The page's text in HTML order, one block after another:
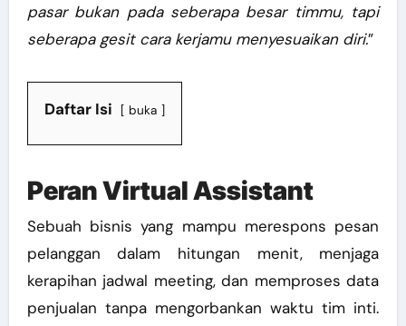
pasar bukan pada seberapa besar timmu, tapi
seberapa gesit cara kerjamu menyesuaikan diri.”
Daftar Isi buka
Peran Virtual Assistant
Sebuah bisnis yang mampu merespons pesan
pelanggan dalam hitungan menit, menjaga
kerapihan jadwal meeting, dan memproses data
penjualan tanpa mengorbankan waktu tim inti.